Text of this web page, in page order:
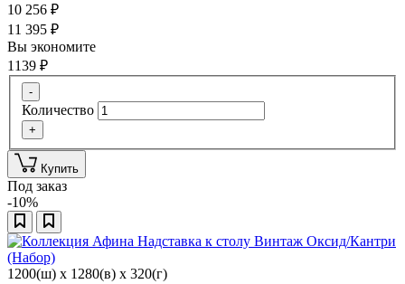
10 256 ₽
11 395 ₽
Вы экономите
1139 ₽
-
Количество
+
Купить
Под заказ
-10%
1200(ш) x 1280(в) x 320(г)